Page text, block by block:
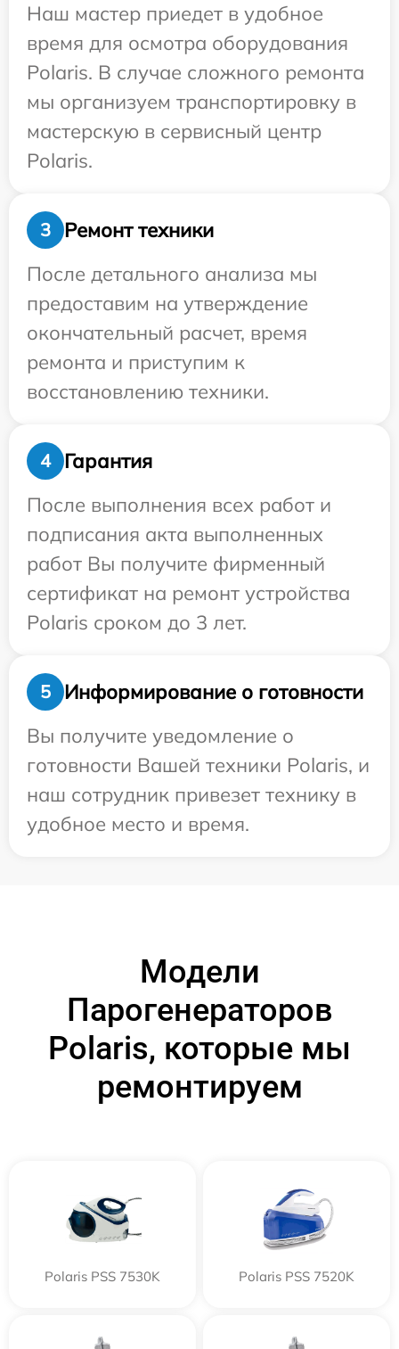
Наш мастер приедет в удобное
время для осмотра оборудования
Polaris. В случае сложного ремонта
мы организуем транспортировку в
мастерскую в сервисный центр
Polaris.
3
Ремонт техники
После детального анализа мы
предоставим на утверждение
окончательный расчет, время
ремонта и приступим к
восстановлению техники.
4
Гарантия
После выполнения всех работ и
подписания акта выполненных
работ Вы получите фирменный
сертификат на ремонт устройства
Polaris сроком до 3 лет.
5
Информирование о готовности
Вы получите уведомление о
готовности Вашей техники Polaris, и
наш сотрудник привезет технику в
удобное место и время.
Модели
Парогенераторов
Polaris, которые мы
ремонтируем
Polaris PSS 7530K Polaris PSS 7520K